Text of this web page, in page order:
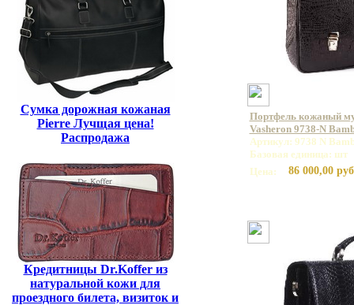
Сумка дорожная кожаная
Pierre Лучщая цена!
Распродажа
Кредитницы Dr.Koffer из
натуральной кожи для
проездного билета, визиток и
Портфель кожаный
Vasheron 9738-N
Артикул: 9738 N
Базовая единица: шт
Цена:
86 000,00